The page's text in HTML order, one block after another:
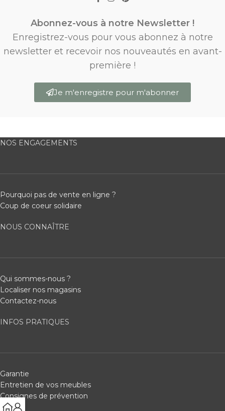
Abonnez-vous à notre Newsletter !
Enregistrez-vous pour vous abonnez à notre
newsletter et recevoir nos nouveautés en avant-
première !
Je m'enregistre pour m'abonner
NOS ENGAGEMENTS
Pourquoi pas de vente en ligne ?
Coup de coeur solidaire
NOUS CONNAÎTRE
Qui sommes-nous ?
Localiser nos magasins
Contactez-nous
INFOS PRATIQUES
Garantie
Entretien de vos meubles
Consignes de prévention